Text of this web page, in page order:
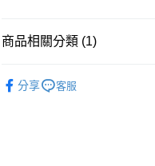
Google Pay
商品相關分類 (1)
分享
客服